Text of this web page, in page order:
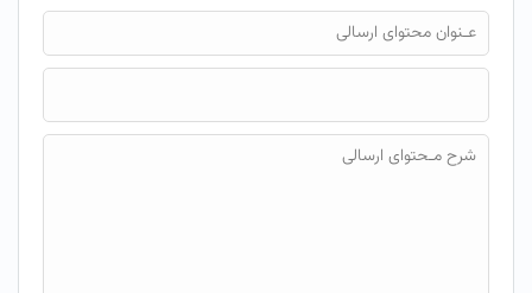
فایل محتوای ارسالی